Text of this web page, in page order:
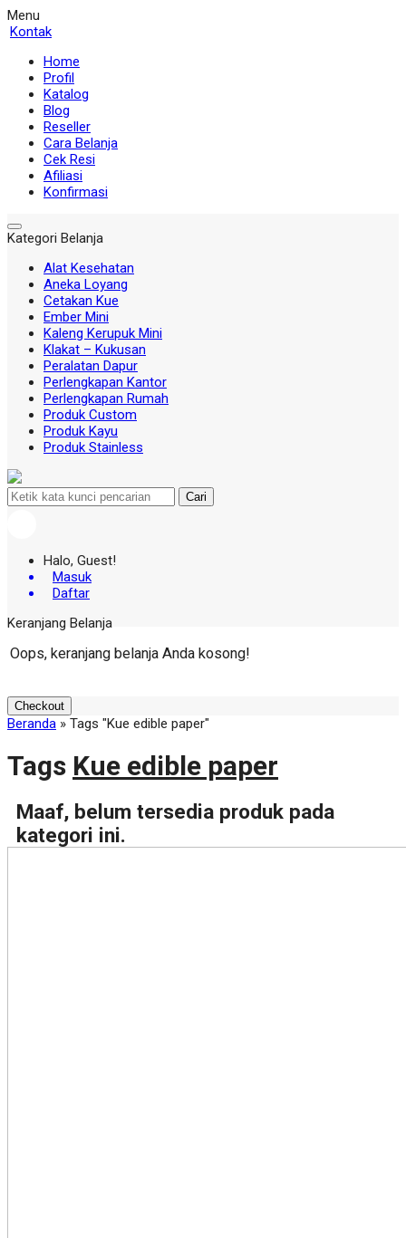
Menu
Kontak
Home
Profil
Katalog
Blog
Reseller
Cara Belanja
Cek Resi
Afiliasi
Konfirmasi
Kategori Belanja
Alat Kesehatan
Aneka Loyang
Cetakan Kue
Ember Mini
Kaleng Kerupuk Mini
Klakat – Kukusan
Peralatan Dapur
Perlengkapan Kantor
Perlengkapan Rumah
Produk Custom
Produk Kayu
Produk Stainless
Cari
Halo, Guest!
Masuk
Daftar
Keranjang Belanja
Oops, keranjang belanja Anda kosong!
Checkout
Beranda » Tags "Kue edible paper"
Tags Kue edible paper
Maaf, belum tersedia produk pada
kategori ini.